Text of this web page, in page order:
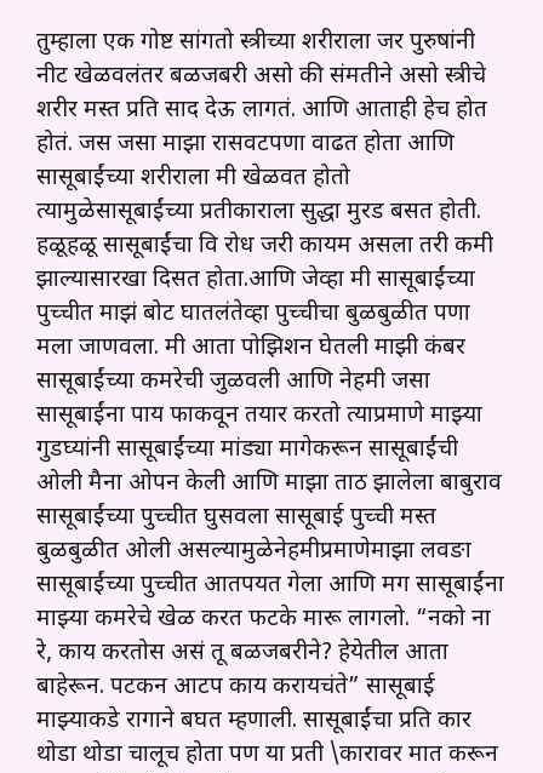
तुम्हाला एक गोष्ट सांगतो स्त्रीच्या शरीराला जर पुरुषांनी
नीट खेळवलंतर बळजबरी असो की संमतीने असो स्त्रीचे
शरीर मस्त प्रति साद देऊ लागतं. आणि आताही हेच होत
होतं. जस जसा माझा रासवटपणा वाढत होता आणि
सासूबाईंच्या शरीराला मी खेळवत होतो
त्यामुळेसासूबाईंच्या प्रतीकाराला सुद्धा मुरड बसत होती.
हळूहळू सासूबाईंचा वि रोध जरी कायम असला तरी कमी
झाल्यासारखा दिसत होता.आणि जेव्हा मी सासूबाईंच्या
पुच्चीत माझं बोट घातलंतेव्हा पुच्चीचा बुळबुळीत पणा
मला जाणवला. मी आता पोझिशन घेतली माझी कंबर
सासूबाईंच्या कमरेची जुळवली आणि नेहमी जसा
सासूबाईंना पाय फाकवून तयार करतो त्याप्रमाणे माझ्या
गुडघ्यांनी सासूबाईंच्या मांड्या मागेकरून सासूबाईंची
ओली मैना ओपन केली आणि माझा ताठ झालेला बाबुराव
सासूबाईंच्या पुच्चीत घुसवला सासूबाई पुच्ची मस्त
बुळबुळीत ओली असल्यामुळेनेहमीप्रमाणेमाझा लवङा
सासूबाईंच्या पुच्चीत आतपर्यंत गेला आणि मग सासूबाईंना
माझ्या कमरेचे खेळ करत फटके मारू लागलो. “नको ना
रे, काय करतोस असं तू बळजबरीने? हेयेतील आता
बाहेरून. पटकन आटप काय करायचंते” सासूबाई
माझ्याकडे रागाने बघत म्हणाली. सासूबाईंचा प्रति कार
थोडा थोडा चालूच होता पण या प्रती \कारावर मात करून